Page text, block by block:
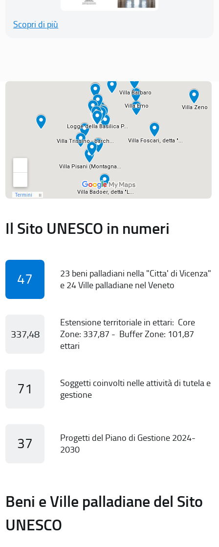
Scopri di più
Il Sito UNESCO in numeri
47
23 beni palladiani nella "Citta' di Vicenza"
e 24 Ville palladiane nel Veneto
337,48
Estensione territoriale in ettari: Core
Zone: 337,87 - Buffer Zone: 101,87
ettari
71
Soggetti coinvolti nelle attività di tutela e
gestione
37
Progetti del Piano di Gestione 2024-
2030
Beni e Ville palladiane del Sito
UNESCO